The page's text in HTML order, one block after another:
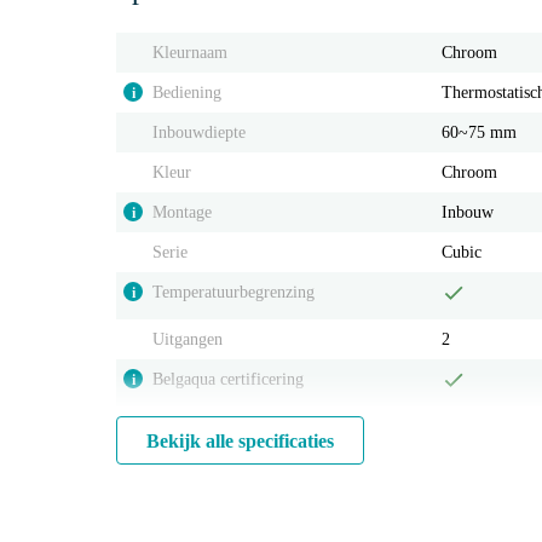
Kleurnaam Chroom
i Bediening
Inbouwdiepte 60~75 mm
Kleur Chroom
i Montage Inbouw
Serie Cubic
i Temperatuurbegrenzing
Uitgangen 2
i Belgaqua certificering
Bekijk alle specificaties